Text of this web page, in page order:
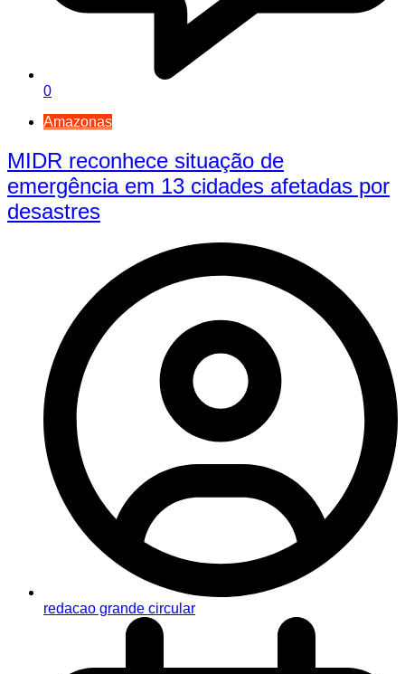
0
Amazonas
MIDR reconhece situação de
emergência em 13 cidades afetadas por
desastres
redacao grande circular